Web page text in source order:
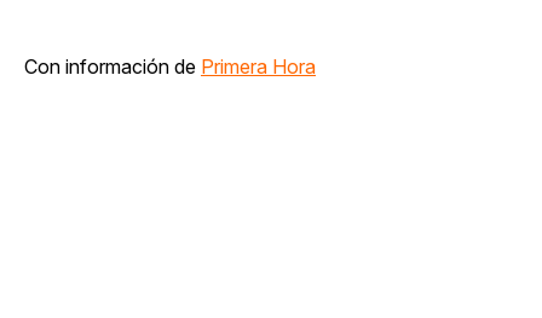
Con información de Primera Hora